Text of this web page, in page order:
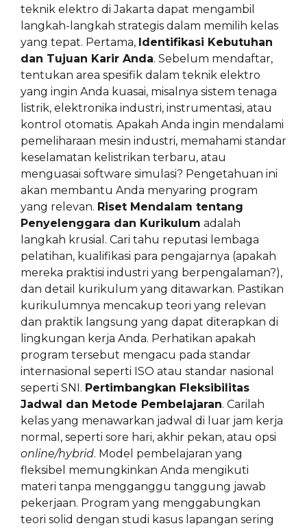
teknik elektro di Jakarta dapat mengambil
langkah-langkah strategis dalam memilih kelas
yang tepat. Pertama, Identifikasi Kebutuhan
dan Tujuan Karir Anda. Sebelum mendaftar,
tentukan area spesifik dalam teknik elektro
yang ingin Anda kuasai, misalnya sistem tenaga
listrik, elektronika industri, instrumentasi, atau
kontrol otomatis. Apakah Anda ingin mendalami
pemeliharaan mesin industri, memahami standar
keselamatan kelistrikan terbaru, atau
menguasai software simulasi? Pengetahuan ini
akan membantu Anda menyaring program
yang relevan. Riset Mendalam tentang
Penyelenggara dan Kurikulum adalah
langkah krusial. Cari tahu reputasi lembaga
pelatihan, kualifikasi para pengajarnya (apakah
mereka praktisi industri yang berpengalaman?),
dan detail kurikulum yang ditawarkan. Pastikan
kurikulumnya mencakup teori yang relevan
dan praktik langsung yang dapat diterapkan di
lingkungan kerja Anda. Perhatikan apakah
program tersebut mengacu pada standar
internasional seperti ISO atau standar nasional
seperti SNI. Pertimbangkan Fleksibilitas
Jadwal dan Metode Pembelajaran. Carilah
kelas yang menawarkan jadwal di luar jam kerja
normal, seperti sore hari, akhir pekan, atau opsi
online/hybrid. Model pembelajaran yang
fleksibel memungkinkan Anda mengikuti
materi tanpa mengganggu tanggung jawab
pekerjaan. Program yang menggabungkan
teori solid dengan studi kasus lapangan sering